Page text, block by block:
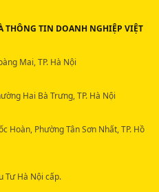
THÔNG TIN DOANH NGHIỆP VIỆT
Mai, TP. Hà Nội
Hai Bà Trưng, TP. Hà Nội
Hoàn, Phường Tân Sơn Nhất, TP. Hồ
Tư Hà Nội cấp.